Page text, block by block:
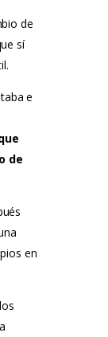
de
sí
e
de
en